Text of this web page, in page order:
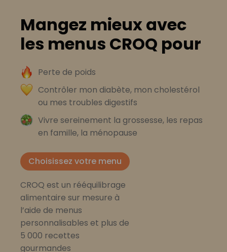
Mangez mieux avec
les menus CROQ pour
Perte de poids
Contrôler mon diabète, mon cholestérol
ou mes troubles digestifs
Vivre sereinement la grossesse, les repas
en famille, la ménopause
Choisissez votre menu
CROQ est un rééquilibrage
alimentaire sur mesure à
l’aide de menus
personnalisables et plus de
5 000 recettes
gourmandes